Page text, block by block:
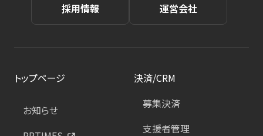
採用情報 運営会社
トップページ
お知らせ
決済/CRM
募集決済
支援者管理